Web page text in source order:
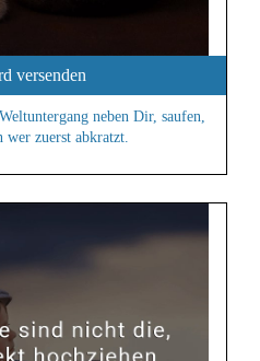
versenden
neben Dir, saufen,
wer zuerst abkratzt.